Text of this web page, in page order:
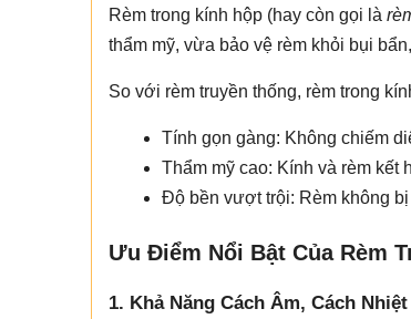
Rèm trong kính hộp (hay còn gọi là
thẩm mỹ, vừa bảo vệ rèm khỏi bụi
So với rèm truyền thống, rèm trong
Tính gọn gàng: Không chiếm
Thẩm mỹ cao: Kính và rèm kết
Độ bền vượt trội: Rèm không
Ưu Điểm Nổi Bật Của Rèm
1. Khả Năng Cách Âm, Cách Nhiệt